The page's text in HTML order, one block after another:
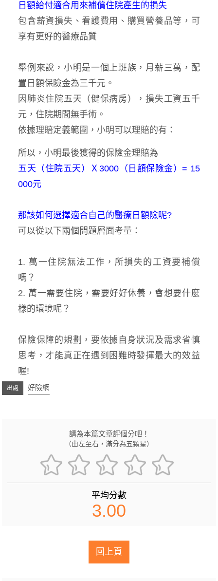
日額給付適合用來補償住院產生的損失
包含薪資損失、看護費用、購買營養品等，可
享有更好的醫療品質
舉例來說，小明是一個上班族，月薪三萬，配
置日額保險金為三千元。
因肺炎住院五天（健保病房），損失工資五千
元，住院期間無手術。
依據理賠定義範圍，小明可以理賠的有：
所以，小明最後獲得的保險金理賠為
五天（住院五天）Ｘ3000（日額保險金）= 15
000元
那該如何選擇適合自己的醫療日額險呢?
可以從以下兩個問題層面考量：
1. 萬一住院無法工作，所損失的工資要補償
嗎？
2. 萬一需要住院，需要好好休養，會想要什麼
樣的環境呢？
保險保障的規劃，要依據自身狀況及需求省慎
思考，才能真正在遇到困難時發揮最大的效益
喔!
好險網
請為本篇文章評個分吧！
（由左至右，滿分為五顆星）
平均分數
3.00
回上頁